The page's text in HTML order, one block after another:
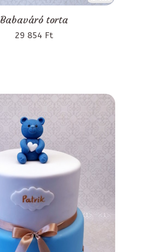
Babaváró torta
29 854 Ft